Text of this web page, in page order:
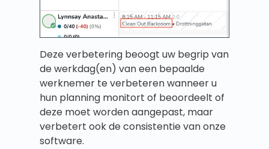
Deze verbetering beoogt uw begrip van
de werkdag(en) van een bepaalde
werknemer te verbeteren wanneer u
hun planning monitort of beoordeelt of
deze moet worden aangepast, maar
verbetert ook de consistentie van onze
software.